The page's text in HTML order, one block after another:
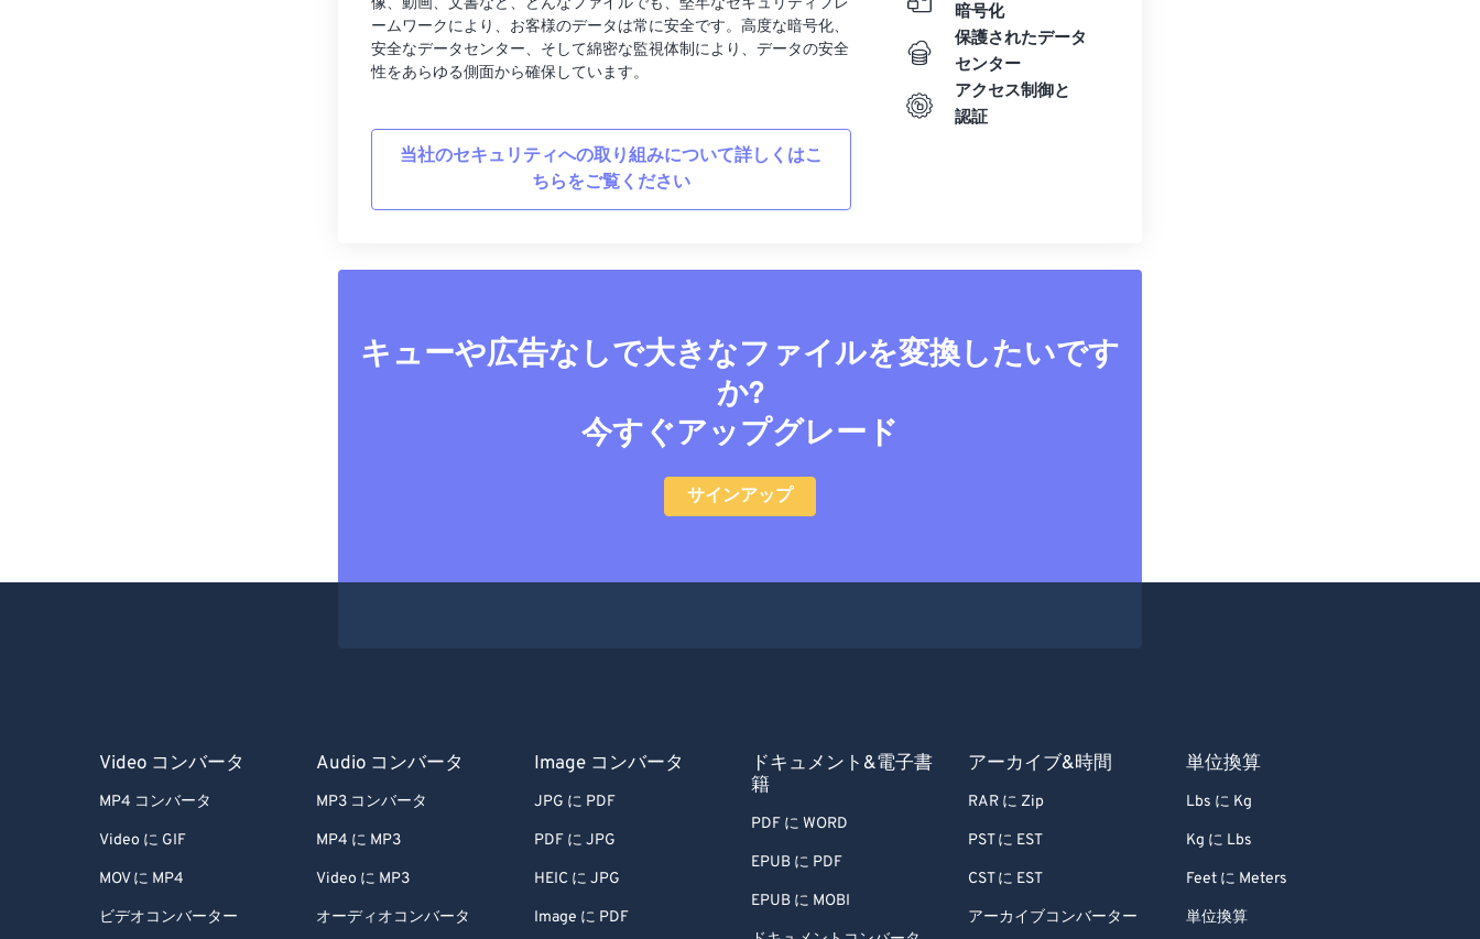
像、動画、文書など、どんなファイルでも、堅牢なセキュリティフレ
ームワークにより、お客様のデータは常に安全です。高度な暗号化、
安全なデータセンター、そして綿密な監視体制により、データの安全
性をあらゆる側面から確保しています。
当社のセキュリティへの取り組みについて詳しくはこ
ちらをご覧ください
暗号化
保護されたデータ
センター
アクセス制御と
認証
キューや広告なしで大きなファイルを変換したいです
か?
今すぐアップグレード
サインアップ
Video コンバータ
MP4 コンバータ
Video に GIF
MOV に MP4
ビデオコンバーター
Audio コンバータ
MP3 コンバータ
MP4 に MP3
Video に MP3
オーディオコンバータ
Image コンバータ
JPG に PDF
PDF に JPG
HEIC に JPG
Image に PDF
ドキュメント&電子書
籍
PDF に WORD
EPUB に PDF
EPUB に MOBI
アーカイブ&時間
RAR に Zip
PST に EST
CST に EST
アーカイブコンバーター
単位換算
Lbs に Kg
Kg に Lbs
Feet に Meters
単位換算